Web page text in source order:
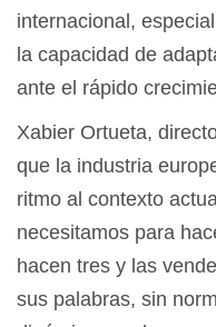
internacional,
la capacidad de
ante el rápido
Xabier Ortueta,
que la industria
ritmo al contexto
necesitamos para
hacen tres y las
sus palabras, sin